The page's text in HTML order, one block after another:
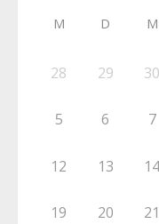
M D M
28 29 30
5 6 7
12 13
19 20 21